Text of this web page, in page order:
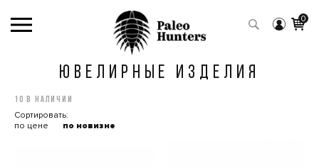
0
ЮВЕЛИРНЫЕ ИЗДЕЛИЯ
10 в наличии
Сортировать:
по цене
по новизне